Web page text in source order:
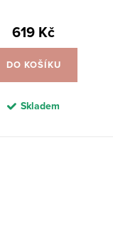
619 Kč
DO KOŠÍKU
Skladem